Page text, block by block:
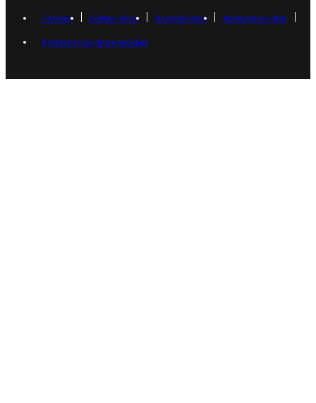
Cookies Código ético Accesibilidad Administrar Utiq
Preferencias de privacidad